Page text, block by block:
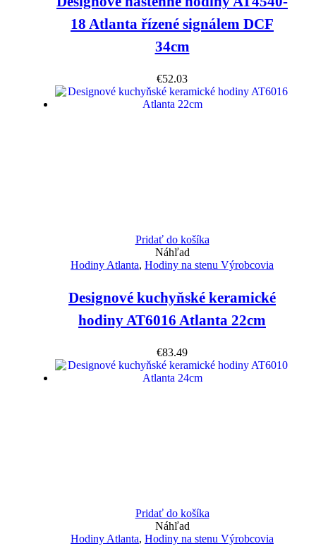
18 Atlanta řízené signálem DCF
34cm
€52.03
Pridať do košíka
Náhľad
Hodiny Atlanta, Hodiny na stenu Výrobcovia
Designové kuchyňské keramické
hodiny AT6016 Atlanta 22cm
€83.49
Pridať do košíka
Náhľad
Hodiny Atlanta, Hodiny na stenu Výrobcovia